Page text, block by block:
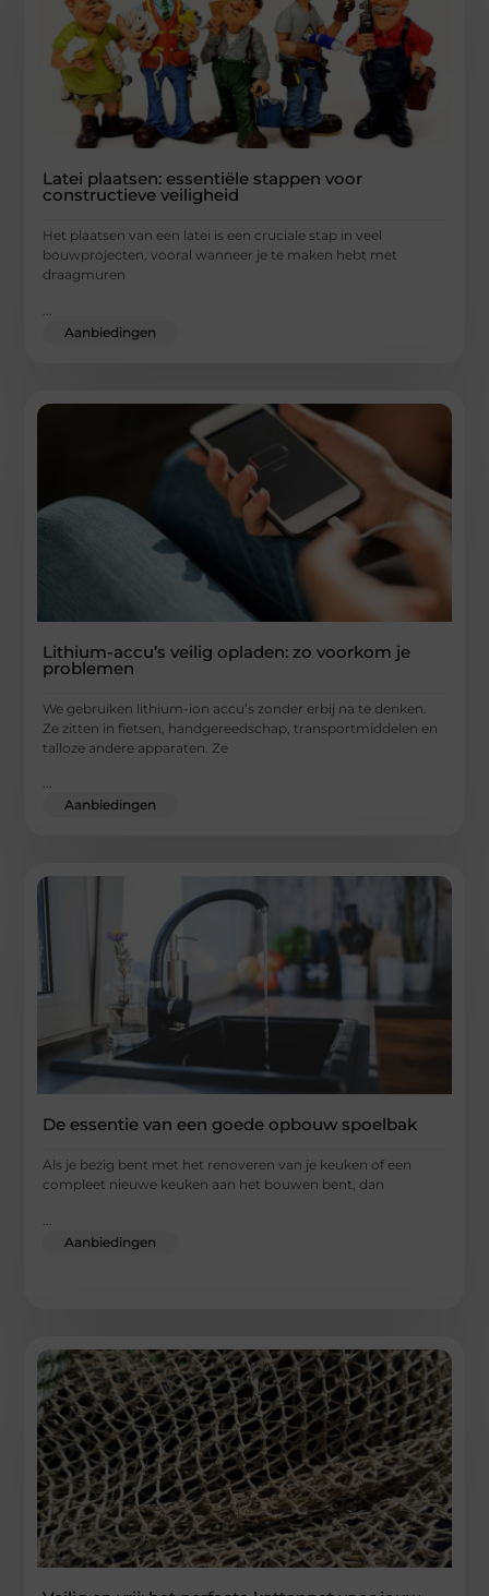
Latei plaatsen: essentiële stappen voor
constructieve veiligheid
Het plaatsen van een latei is een cruciale stap in veel
bouwprojecten, vooral wanneer je te maken hebt met
draagmuren
Aanbiedingen
Lithium-accu’s veilig opladen: zo voorkom je
problemen
We gebruiken lithium-ion accu’s zonder erbij na te denken.
Ze zitten in fietsen, handgereedschap, transportmiddelen en
talloze andere apparaten. Ze
...
Aanbiedingen
De essentie van een goede opbouw spoelbak
Als je bezig bent met het renoveren van je keuken of een
compleet nieuwe keuken aan het bouwen bent, dan
Aanbiedingen